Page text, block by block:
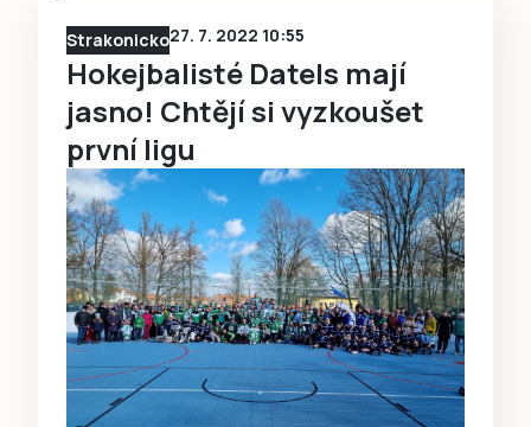
Strakonicko27. 7. 2022 10:55
Hokejbalisté Datels mají
jasno! Chtějí si vyzkoušet
první ligu